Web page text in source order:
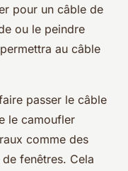
pour un câble de
ou le peindre
au câble
passer le câble
le camoufler
comme des
fenêtres. Cela